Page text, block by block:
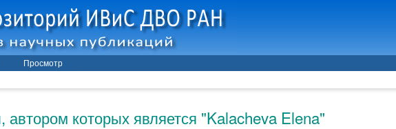
Просмотр
автором которых является "Kalacheva Elena"